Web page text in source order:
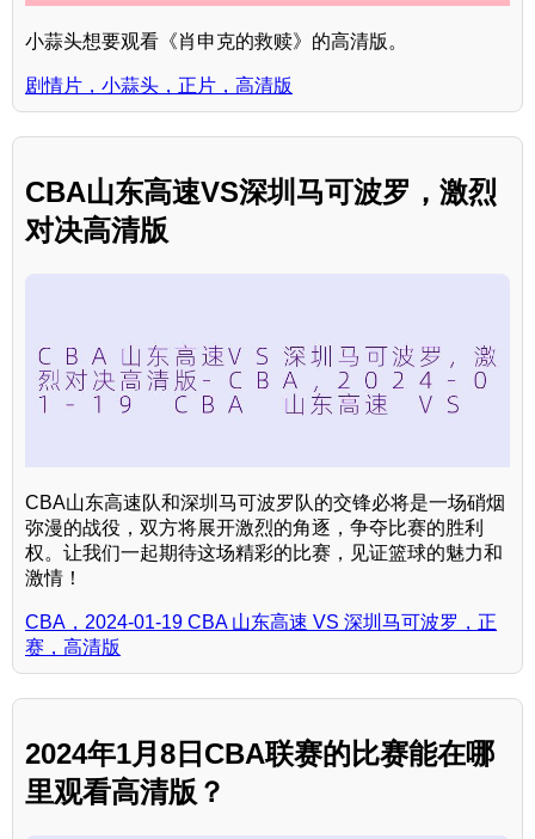
小蒜头想要观看《肖申克的救赎》的高清版。
剧情片，小蒜头，正片，高清版
CBA山东高速VS深圳马可波罗，激烈
对决高清版
CBA山东高速队和深圳马可波罗队的交锋必将是一场硝烟
弥漫的战役，双方将展开激烈的角逐，争夺比赛的胜利
权。让我们一起期待这场精彩的比赛，见证篮球的魅力和
激情！
CBA，2024-01-19 CBA 山东高速 VS 深圳马可波罗，正
赛，高清版
2024年1月8日CBA联赛的比赛能在哪
里观看高清版？